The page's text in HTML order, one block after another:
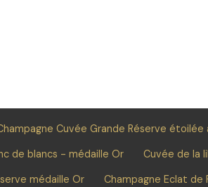
Cuvée Grande Réserve
de blancs - médaille Or
Cuvée de la
médaille Or
Champagne Eclat